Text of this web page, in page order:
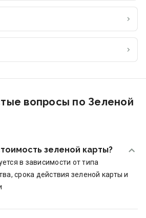
вопросы по Зеленой
зеленой карты?
в зависимости от типа
срока действия зеленой карты и